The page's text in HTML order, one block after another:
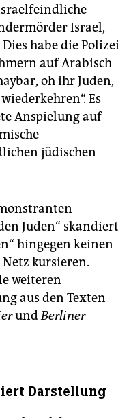
Israel,
habe die Polizei
auf Arabisch
oh ihr Juden,
Es
Anspielung auf
jüdischen
Juden“ skandiert
hingegen keinen
kursieren.
weiteren
aus den Texten
undBerliner
Darstellung